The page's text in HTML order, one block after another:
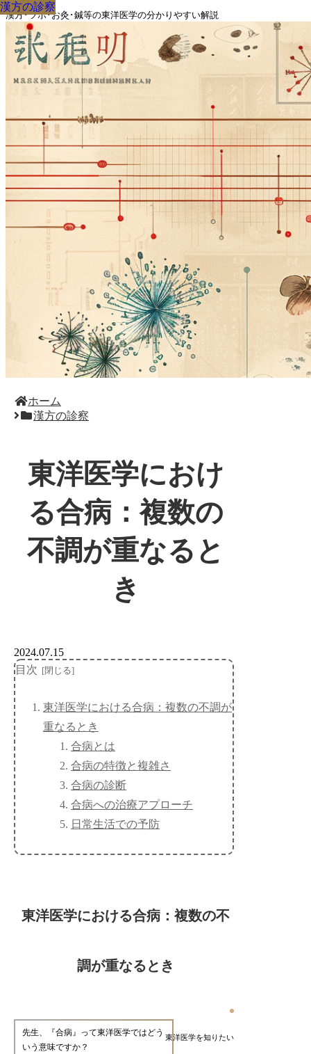
漢方･ツボ･お灸･鍼等の東洋医学の分かりやすい解説
ホーム
漢方の診察
東洋医学におけ
る合病：複数の
不調が重なると
き
漢方の診察
2024.07.15
目次
東洋医学における合病：複数の不調が
重なるとき
合病とは
合病の特徴と複雑さ
合病の診断
合病への治療アプローチ
日常生活での予防
東洋医学における合病：複数の不
調が重なるとき
東洋医学を知りたい
先生、『合病』って東洋医学ではどう
いう意味ですか？
漢方の診察
漢方の診察
漢方の診察
漢方の診察
漢方の診察
漢方の診察
漢方の診察
漢方の診察